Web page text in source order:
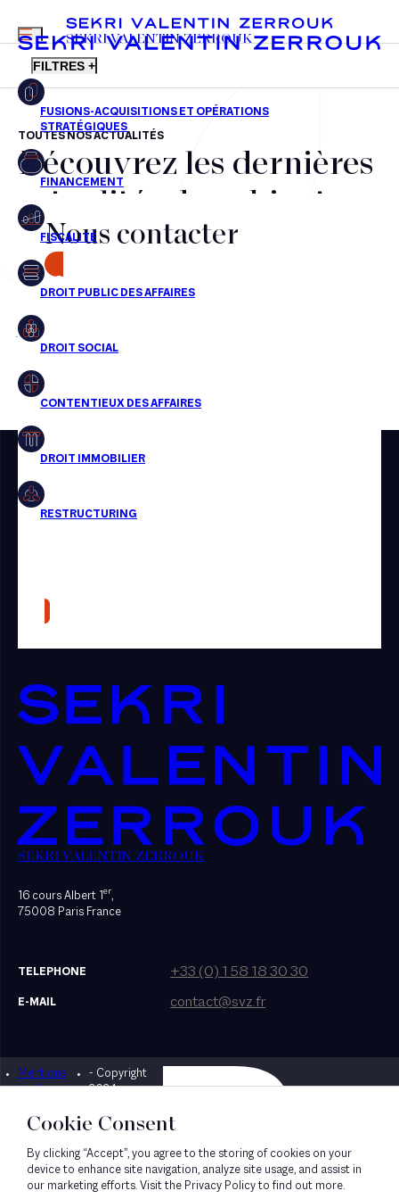
FR EN
MENU
SEKRI VALENTIN ZERROUK
FILTRES +
Fusions-acquisitions et opérations stratégiques
Financement
Fiscalité
Droit public des affaires
Droit social
Droit immobilier
Restructuring
Presse
TOUTES NOS ACTUALITÉS
Découvrez les dernières
actualités du cabinet,
nos récompenses et nos
transactions, jour après
jour
Aucun résultats pour cette recherche
Nous contacter
SEKRI VALENTIN ZERROUK
16 cours Albert 1er,
75008 Paris France
TELEPHONE +33 (0) 1 58 18 30 30
E-MAIL contact@svz.fr
Mentions
légales
- Copyright
2024
Designed by Bonhomme
Cookie Consent
By clicking “Accept”, you agree to the storing of cookies on your
device to enhance site navigation, analyze site usage, and assist in
our marketing efforts. Visit the Privacy Policy to find out more.